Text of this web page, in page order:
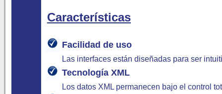
Características
Facilidad de uso
Las interfaces están diseñadas para ser
Tecnología XML
Los datos XML permanecen bajo el control